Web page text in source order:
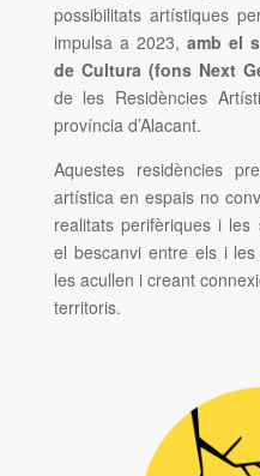
possibilitats artístiques
impulsa a 2023, amb el
de Cultura (fons Next
de les Residències
província d’Alacant.
Aquestes residències
artística en espais no
realitats perifèriques i les
el bescanvi entre els i
les acullen i creant
territoris.